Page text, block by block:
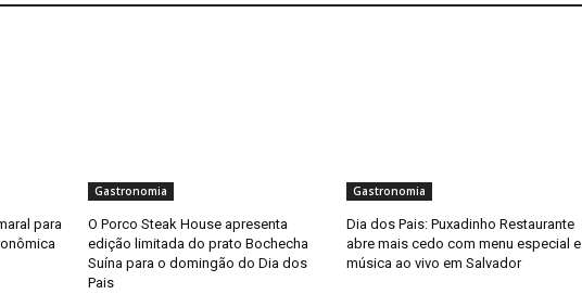
para
Gastronomia
O Porco Steak House apresenta
edição limitada do prato Bochecha
Suína para o domingão do Dia dos
Pais
Gastronomia
Dia dos Pais: Puxadinho Restaurante
abre mais cedo com menu especial e
música ao vivo em Salvador